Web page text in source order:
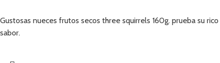
Gustosas nueces frutos secos three squirrels 160g. prueba su rico
sabor.